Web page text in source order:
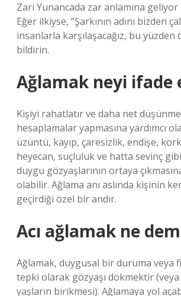
Zari Yunancada zar anlamına
Eğer ilkiyse, “Şarkının adını bizden
insanlarla karşılaşacağız, bu yüzden
bildirin.
Ağlamak neyi ifade
Kişiyi rahatlatır ve daha net
hesaplamalar yapmasına yardımcı
üzüntü, kayıp, çaresizlik, endişe,
heyecan, suçluluk ve hatta sevinç
duygu gözyaşlarının ortaya
olabilir. Ağlama anı aslında kişinin
geçirdiği özel bir andır.
Acı ağlamak ne
Ağlamak, duygusal bir duruma veya
tepki olarak gözyaşı dökmektir
yaşların birikmesi). Ağlamaya yol